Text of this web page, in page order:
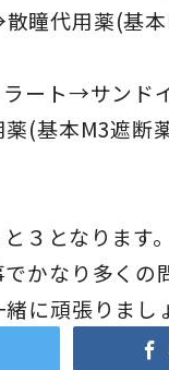
瞳代用薬(基
ラート→サンド
(基本M3遮断
３となります。
かなり多くの
に頑張りまし